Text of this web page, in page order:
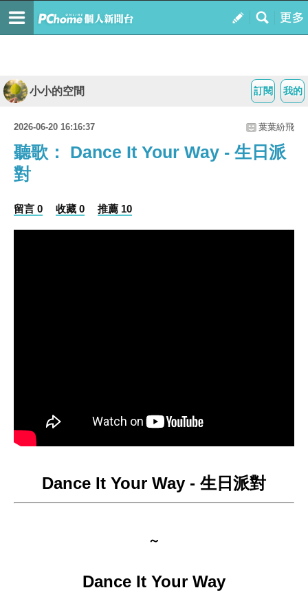
我的
訂閱
小小的空間
2026-06-20 16:16:37 葉葉紛飛
聽歌： Dance It Your Way - 生日派
對
留言 0 收藏 0 推薦 10
Dance It Your Way - 生日派對
～
Dance It Your Way